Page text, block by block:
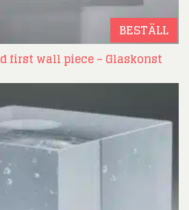
BESTÄLL
first wall piece – Glaskonst